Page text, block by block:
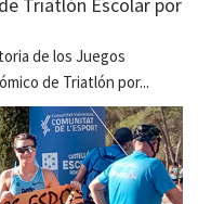
Triatlón Escolar por
de los Juegos
de Triatlón por...